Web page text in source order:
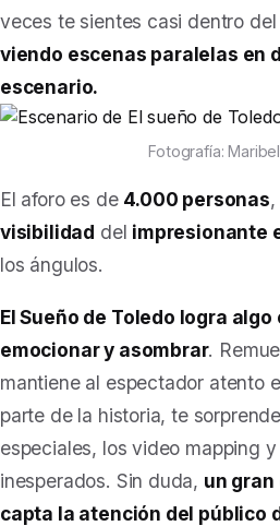
veces te sientes casi dentro
viendo escenas paralelas en
escenario.
Fotografía:
El aforo es de 4.000 personas
visibilidad del impresionante
los ángulos.
El Sueño de Toledo logra algo
emocionar y asombrar.
mantiene al espectador atento
parte de la historia, te
especiales, los video mapping
inesperados. Sin duda, un
capta la atención del público